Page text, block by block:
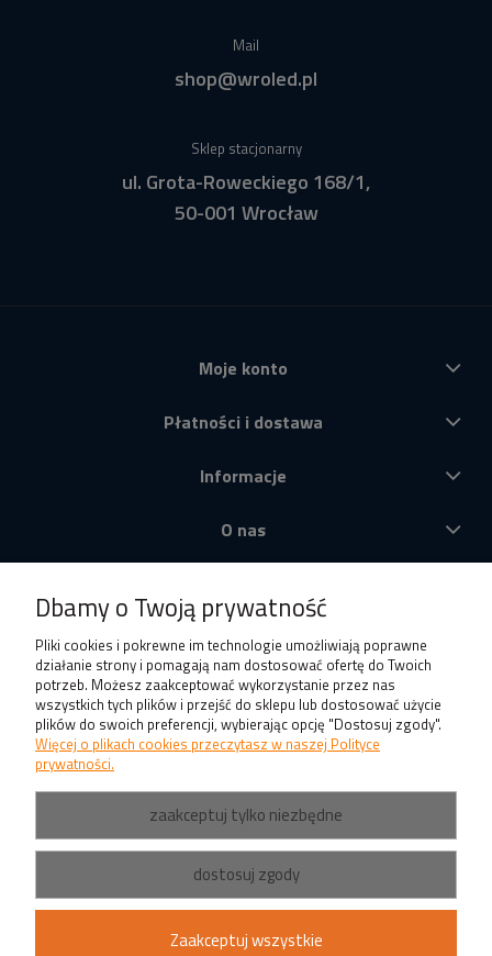
Mail
shop@wroled.pl
Sklep stacjonarny
ul. Grota-Roweckiego 168/1,
50-001 Wrocław
Moje konto
Płatności i dostawa
Informacje
O nas
Dbamy o Twoją prywatność
Pliki cookies i pokrewne im technologie umożliwiają poprawne
działanie strony i pomagają nam dostosować ofertę do Twoich
potrzeb. Możesz zaakceptować wykorzystanie przez nas
wszystkich tych plików i przejść do sklepu lub dostosować użycie
plików do swoich preferencji, wybierając opcję "Dostosuj zgody".
Więcej o plikach cookies przeczytasz w naszej Polityce
prywatności.
zaakceptuj tylko niezbędne
dostosuj zgody
Zaakceptuj wszystkie